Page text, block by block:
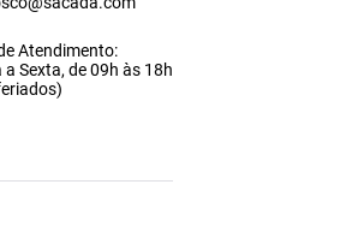
Atendimento:
a Sexta, de 09h às 18h